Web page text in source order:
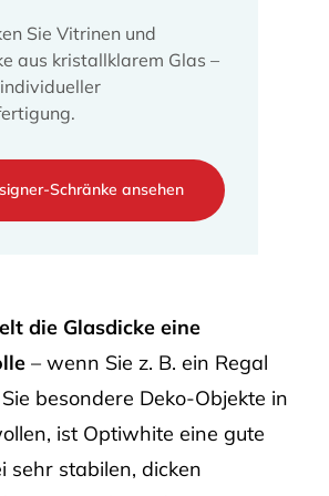
Sie Vitrinen und
aus kristallklarem Glas –
Schränke ansehen
die Glasdicke eine
– wenn Sie z. B. ein Regal
besondere Deko-Objekte in
ist Optiwhite eine gute
sehr stabilen, dicken